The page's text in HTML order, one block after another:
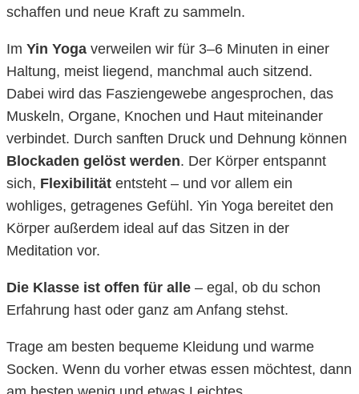
schaffen und neue Kraft zu sammeln.
Im Yin Yoga verweilen wir für 3–6 Minuten in einer
Haltung, meist liegend, manchmal auch sitzend.
Dabei wird das Fasziengewebe angesprochen, das
Muskeln, Organe, Knochen und Haut miteinander
verbindet. Durch sanften Druck und Dehnung können
Blockaden gelöst werden. Der Körper entspannt
sich, Flexibilität entsteht – und vor allem ein
wohliges, getragenes Gefühl. Yin Yoga bereitet den
Körper außerdem ideal auf das Sitzen in der
Meditation vor.
Die Klasse ist offen für alle – egal, ob du schon
Erfahrung hast oder ganz am Anfang stehst.
Trage am besten bequeme Kleidung und warme
Socken. Wenn du vorher etwas essen möchtest, dann